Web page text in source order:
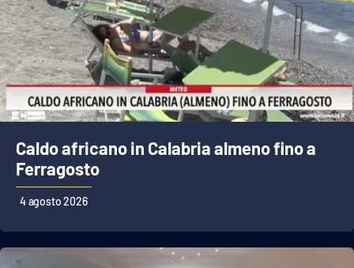
Caldo africano in Calabria almeno fino a
Ferragosto
4 agosto 2026